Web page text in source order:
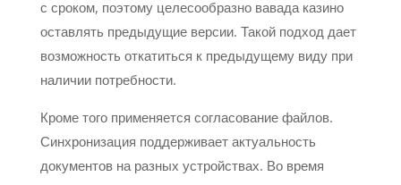
с сроком, поэтому целесообразно вавада казино
оставлять предыдущие версии. Такой подход дает
возможность откатиться к предыдущему виду при
наличии потребности.
Кроме того применяется согласование файлов.
Синхронизация поддерживает актуальность
документов на разных устройствах. Во время